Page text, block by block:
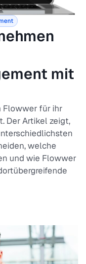
mit
Flowwer für ihr
Der Artikel zeigt,
welche
und wie Flowwer